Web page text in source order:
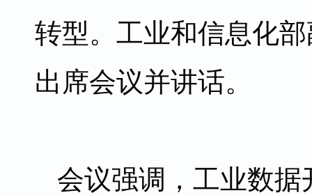
转型。工业和信息化
出席会议并讲话。
会议强调，工业数